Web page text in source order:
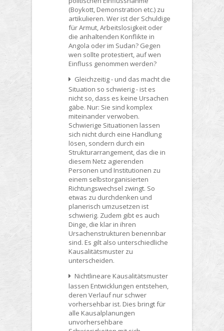
(Boykott, Demonstration etc.) zu
artikulieren. Wer ist der Schuldige
für Armut, Arbeitslosigkeit oder
die anhaltenden Konflikte in
Angola oder im Sudan? Gegen
wen sollte protestiert, auf wen
Einfluss genommen werden?
Gleichzeitig - und das macht die
Situation so schwierig - ist es
nicht so, dass es keine Ursachen
gäbe. Nur: Sie sind komplex
miteinander verwoben.
Schwierige Situationen lassen
sich nicht durch eine Handlung
lösen, sondern durch ein
Strukturarrangement, das die in
diesem Netz agierenden
Personen und Institutionen zu
einem selbstorganisierten
Richtungswechsel zwingt. So
etwas zu durchdenken und
planerisch umzusetzen ist
schwierig. Zudem gibt es auch
Dinge, die klar in ihren
Ursachenstrukturen benennbar
sind. Es gilt also unterschiedliche
Kausalitätsmuster zu
unterscheiden.
Nichtlineare Kausalitätsmuster
lassen Entwicklungen entstehen,
deren Verlauf nur schwer
vorhersehbar ist. Dies bringt für
alle Kausalplanungen
unvorhersehbare